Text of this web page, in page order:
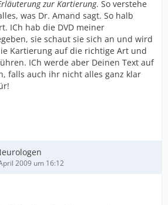
zur Kartierung. So verstehe
was Dr. Amand sagt. So halb
ICh hab die DVD meiner
sie schaut sie sich an und wird
Kartierung auf die richtige Art und
ICh werde aber Deinen Text auf
falls auch ihr nicht alles ganz klar
2009 um 16:12